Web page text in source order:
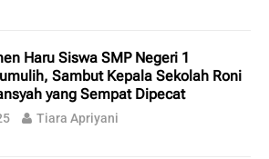
Haru Siswa SMP Negeri 1
Sambut Kepala Sekolah Roni
yang Sempat Dipecat
Tiara Apriyani